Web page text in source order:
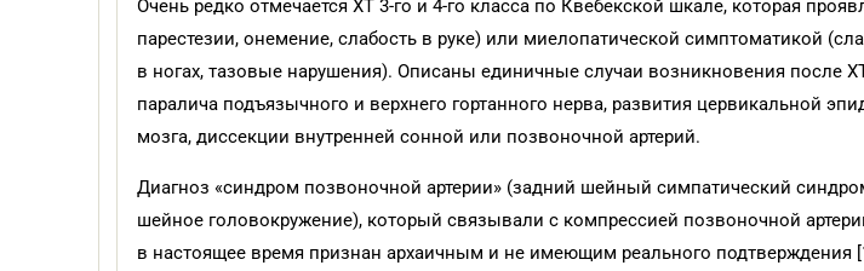
Очень редко отмечается ХТ 3-го и 4-го класса по Квебекской шкале, которая
парестезии, онемение, слабость в руке) или миелопатической симптоматикой
в ногах, тазовые нарушения). Описаны единичные случаи возникновения после
паралича подъязычного и верхнего гортанного нерва, развития цервикальной
мозга, диссекции внутренней сонной или позвоночной артерий.
Диагноз «синдром позвоночной артерии» (задний шейный симпатический
шейное головокружение), который связывали с компрессией позвоночной
в настоящее время признан архаичным и не имеющим реального